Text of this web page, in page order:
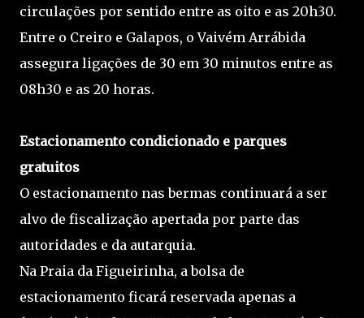
circulações por sentido entre as oito e as 20h30.
Entre o Creiro e Galapos, o Vaivém Arrábida
assegura ligações de 30 em 30 minutos entre as
08h30 e as 20 horas.
Estacionamento condicionado e parques
gratuitos
O estacionamento nas bermas continuará a ser
alvo de fiscalização apertada por parte das
autoridades e da autarquia.
Na Praia da Figueirinha, a bolsa de
estacionamento ficará reservada apenas a